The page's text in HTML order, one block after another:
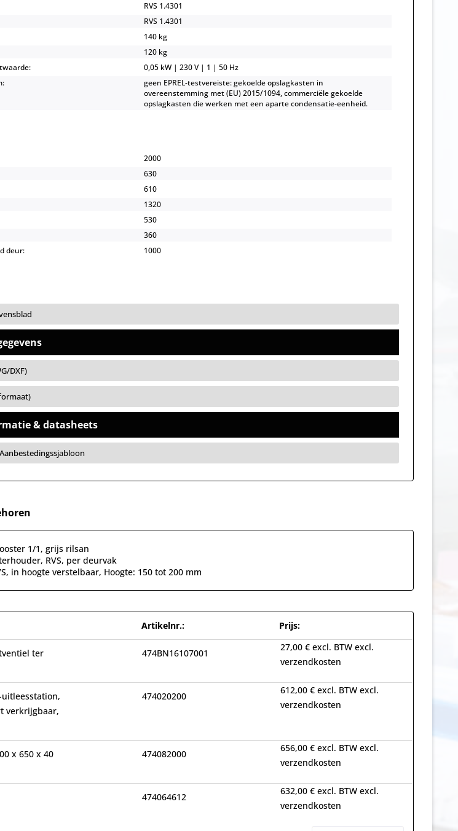
RVS 1.4301
RVS 1.4301
140 kg
120 kg
0,05 kW | 230 V | 1 | 50 Hz
geen EPREL-testvereiste: gekoelde opslagkasten in
overeenstemming met (EU) 2015/1094, commerciële gekoelde
opslagkasten die werken met een aparte condensatie-eenheid.
2000
630
610
1320
530
360
deur:
1000
DXF)
& datasheets
1/1, grijs rilsan
RVS, per deurvak
in hoogte verstelbaar, Hoogte: 150 tot 200 mm
Artikelnr.: Prijs:
ter
474BN16107001
27,00 € excl. BTW excl.
verzendkosten
verkrijgbaar,
474020200
612,00 € excl. BTW excl.
verzendkosten
x 650 x 40
474082000
656,00 € excl. BTW excl.
verzendkosten
474064612
632,00 € excl. BTW excl.
verzendkosten